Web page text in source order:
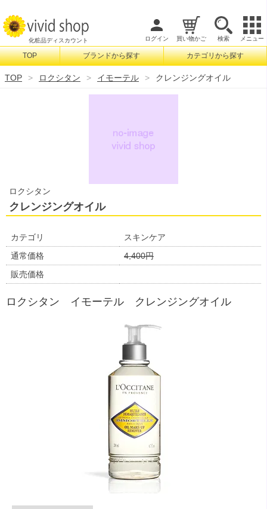
化粧品ディスカウント ログイン 買い物かご 検索 メニュー
検索
TOP ブランドから探す カテゴリから探す
TOP ロクシタン イモーテル クレンジングオイル
ロクシタン
クレンジングオイル
カテゴリ
スキンケア
通常価格
4,400円
販売価格
ロクシタン イモーテル クレンジングオイル